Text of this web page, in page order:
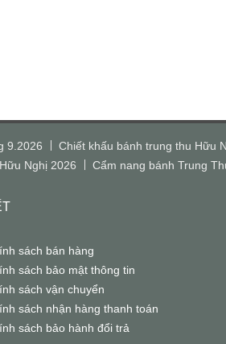
9.2026 Chiết khấu bánh trung thu Hữu
Nghị 2026
Cẩm nang bánh Trung
sách bán hàng
sách bảo mật thông tin
sách vận chuyển
sách nhận hàng thanh toán
sách bảo hành đổi trả